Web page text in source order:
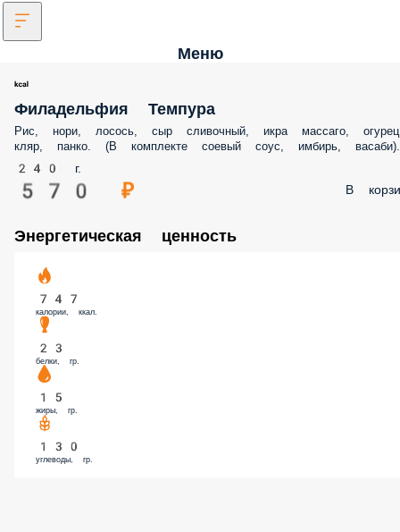
Меню
Филадельфия Темпура
Рис, нори, лосось, сыр сливочный, икра массаго,
кляр, панко. (В комплекте соевый соус, имбирь, васаби).
240 г.
570 ₽ В
Энергетическая ценность
747
калории, ккал.
23
белки, гр.
15
жиры, гр.
130
углеводы, гр.